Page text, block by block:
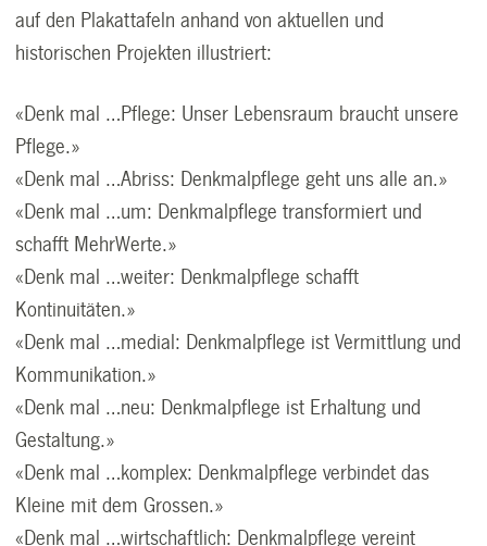
auf den Plakattafeln anhand von aktuellen und
historischen Projekten illustriert:
«Denk mal …Pflege: Unser Lebensraum braucht unsere
Pflege.»
«Denk mal …Abriss: Denkmalpflege geht uns alle an.»
«Denk mal …um: Denkmalpflege transformiert und
schafft MehrWerte.»
«Denk mal …weiter: Denkmalpflege schafft
Kontinuitäten.»
«Denk mal …medial: Denkmalpflege ist Vermittlung und
Kommunikation.»
«Denk mal …neu: Denkmalpflege ist Erhaltung und
Gestaltung.»
«Denk mal …komplex: Denkmalpflege verbindet das
Kleine mit dem Grossen.»
«Denk mal …wirtschaftlich: Denkmalpflege vereint